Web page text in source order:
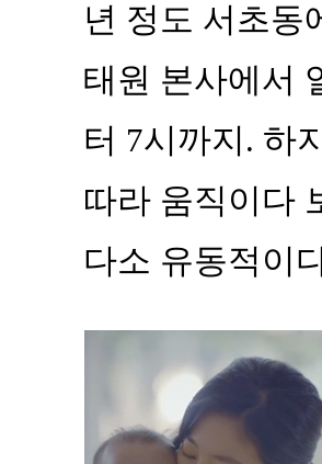
년 정도 서초동
태원 본사에서
터 7시까지. 하
따라 움직이다
다소 유동적이